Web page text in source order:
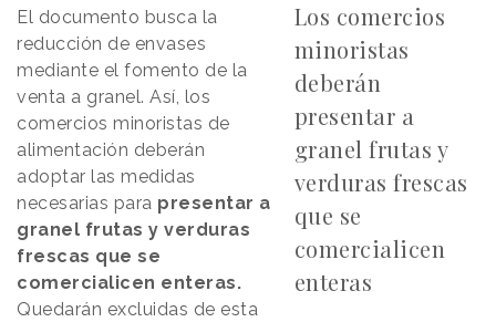
Los comercios
minoristas
deberán
presentar a
granel frutas y
verduras frescas
que se
comercialicen
enteras
El documento busca la
reducción de envases
mediante el fomento de la
venta a granel. Así, los
comercios minoristas de
alimentación deberán
adoptar las medidas
necesarias para presentar a
granel frutas y verduras
frescas que se
comercialicen enteras.
Quedarán excluidas de esta